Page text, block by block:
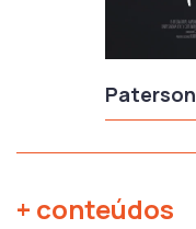
Paterson
+ conteúdos